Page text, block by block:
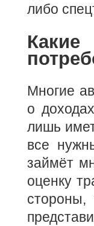
либо
Многие
о
лишь
все
займёт
оценку
стороны,